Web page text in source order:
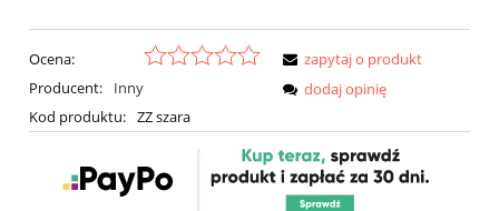
Ocena:
Producent:
Inny
Kod produktu: ZZ szara
zapytaj o produkt
dodaj opinię